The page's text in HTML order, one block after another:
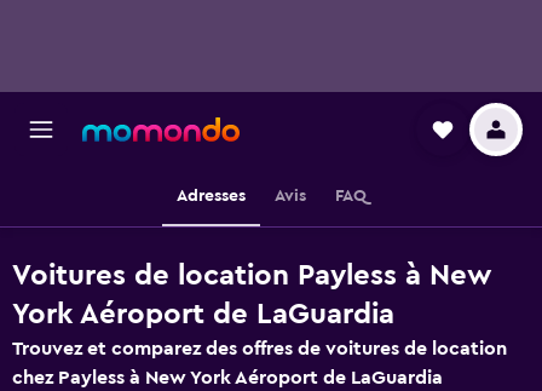
Adresses Avis FAQ
Voitures de location Payless à New
York Aéroport de LaGuardia
Trouvez et comparez des offres de voitures de location
chez Payless à New York Aéroport de LaGuardia